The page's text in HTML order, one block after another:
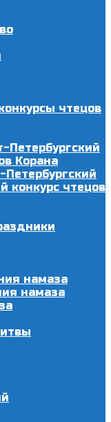
чтецов
Петербургский
Корана
конкурс чтецов
намаза
намаза